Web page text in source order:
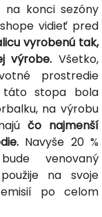
konci sezóny
vidieť pred
vyrobenú tak,
výrobe. Všetko,
prostredie
táto stopa bola
na výrobu
čo najmenší
Navyše 20 %
venovaný
na svoje
po celom